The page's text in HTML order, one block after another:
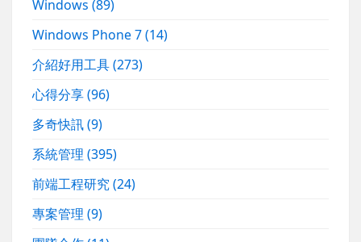
Windows(89)
Windows Phone 7(14)
介紹好用工具(273)
心得分享(96)
多奇快訊(9)
系統管理(395)
前端工程研究(24)
專案管理(9)